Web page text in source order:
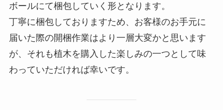
ボールにて梱包していく形となります。
丁寧に梱包しておりますため、お客様のお手元に
届いた際の開梱作業はより一層大変かと思います
が、それも植木を購入した楽しみの一つとして味
わっていただければ幸いです。